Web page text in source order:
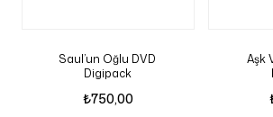
Saul’un Oğlu DVD
Digipack
₺750,00
Aşk